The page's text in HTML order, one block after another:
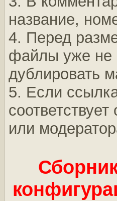
название,
4. Перед
файлы уже не
дублировать
5. Если
или